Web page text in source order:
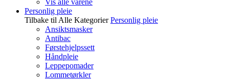
Vis alle varene
Personlig pleie
Tilbake til Alle Kategorier Personlig pleie
Ansiktsmasker
Antibac
Førstehjelpssett
Håndpleie
Leppepomader
Lommetørkler